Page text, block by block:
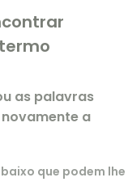
as palavras
a
que podem lhe